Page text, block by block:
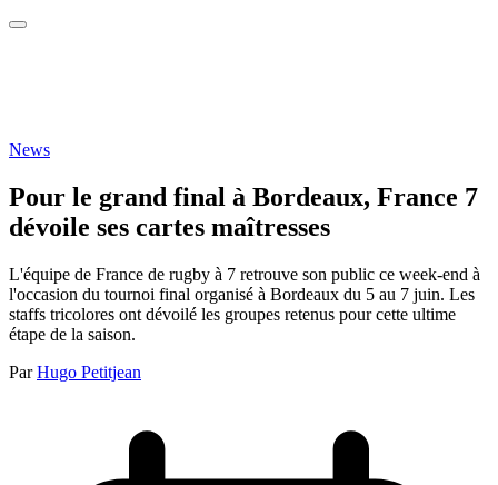
News
Pour le grand final à Bordeaux, France 7
dévoile ses cartes maîtresses
L'équipe de France de rugby à 7 retrouve son public ce week-end à
l'occasion du tournoi final organisé à Bordeaux du 5 au 7 juin. Les
staffs tricolores ont dévoilé les groupes retenus pour cette ultime
étape de la saison.
Par Hugo Petitjean